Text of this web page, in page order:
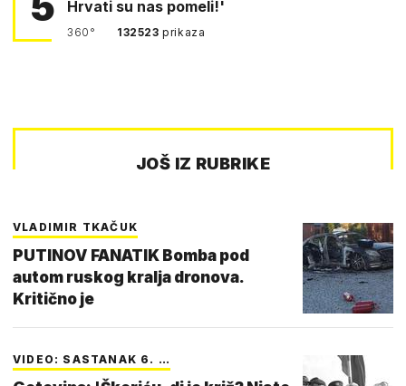
Hrvati su nas pomeli!'
360° 132523prikaza
JOŠ IZ RUBRIKE
VLADIMIR TKAČUK
PUTINOV FANATIK Bomba pod
autom ruskog kralja dronova.
Kritično je
VIDEO: SASTANAK 6. …